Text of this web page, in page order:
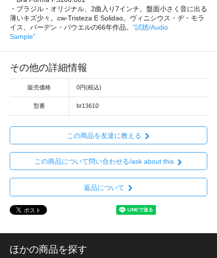
・ブラジル・オリジナル、2曲入り7インチ。盤面小さく音に出る
薄いキズ少々。cw-Tristeza E Solidao。ヴィニシウス・ヂ・モラ
イス、バーデン・パウエルの66年作品。 "試聴/Audio
Sample"
その他の詳細情報
販売価格 0円(税込)
型番 br13610
この商品を友達に教える
この商品について問い合わせる/ask about this
返品について
ほかの商品を探す